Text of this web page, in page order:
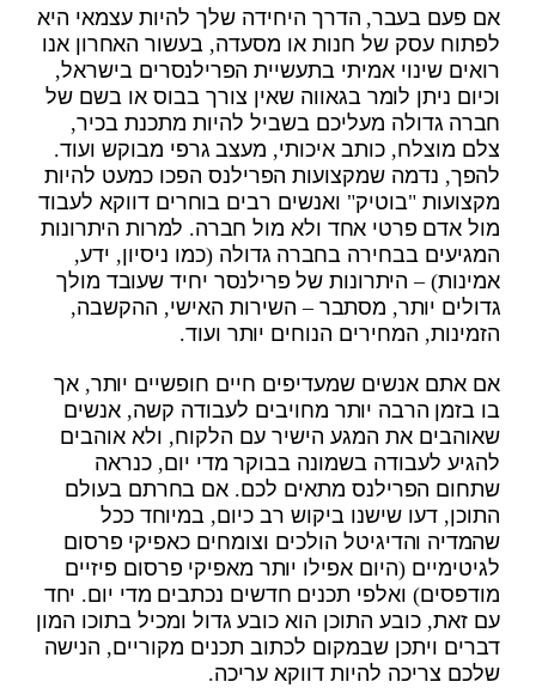
אם פעם בעבר, הדרך היחידה שלך להיות עצמאי היא
לפתוח עסק של חנות או מסעדה, בעשור האחרון אנו
רואים שינוי אמיתי בתעשיית הפרילנסרים בישראל,
וכיום ניתן לומר בגאווה שאין צורך בבוס או בשם של
חברה גדולה מעליכם בשביל להיות מתכנת בכיר,
צלם מוצלח, כותב איכותי, מעצב גרפי מבוקש ועוד.
להפך, נדמה שמקצועות הפרילנס הפכו כמעט להיות
מקצועות "בוטיק" ואנשים רבים בוחרים דווקא לעבוד
מול אדם פרטי אחד ולא מול חברה. למרות היתרונות
המגיעים בבחירה בחברה גדולה (כמו ניסיון, ידע,
אמינות) – היתרונות של פרילנסר יחיד שעובד מולך
גדולים יותר, מסתבר – השירות האישי, ההקשבה,
הזמינות, המחירים הנוחים יותר ועוד.
אם אתם אנשים שמעדיפים חיים חופשיים יותר, אך
בו בזמן הרבה יותר מחויבים לעבודה קשה, אנשים
שאוהבים את המגע הישיר עם הלקוח, ולא אוהבים
להגיע לעבודה בשמונה בבוקר מדי יום, כנראה
שתחום הפרילנס מתאים לכם. אם בחרתם בעולם
התוכן, דעו שישנו ביקוש רב כיום, במיוחד ככל
שהמדיה והדיגיטל הולכים וצומחים כאפיקי פרסום
לגיטימיים (היום אפילו יותר מאפיקי פרסום פיזיים
מודפסים) ואלפי תכנים חדשים נכתבים מדי יום. יחד
עם זאת, כובע התוכן הוא כובע גדול ומכיל בתוכו המון
דברים ויתכן שבמקום לכתוב תכנים מקוריים, הנישה
שלכם צריכה להיות דווקא עריכה.